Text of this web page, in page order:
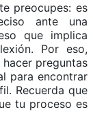
preocupes: es
ante una
que implica
Por eso,
preguntas
para encontrar
Recuerda que
tu proceso es